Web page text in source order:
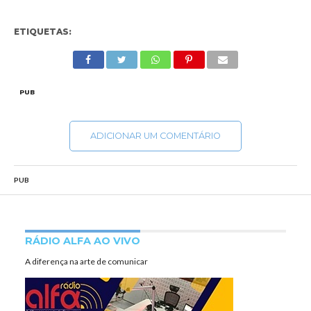
ETIQUETAS:
PUB
ADICIONAR UM COMENTÁRIO
PUB
RÁDIO ALFA AO VIVO
A diferença na arte de comunicar